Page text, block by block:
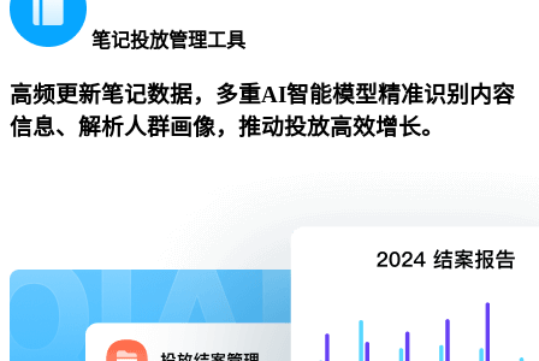
笔记投放管理工具
高频更新笔记数据，多重AI智能模型精准识别内容
信息、解析人群画像，推动投放高效增长。